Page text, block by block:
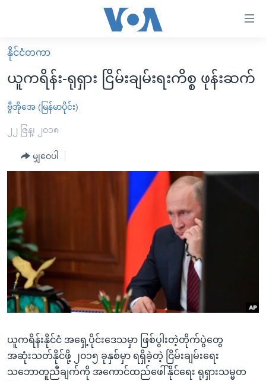
လွယ်ကူ
စေ
Link
များ
အကြောင်းအရာ
ကျော်
ကြည့်
ရန်
ပင်မ
အ
ညွန်း
စာမျက်နှာ
ကြည့်
မူလစာမျက်နှာ
မြန်မာ
ကမ္ဘာ့သတင်းများ
နိုင်ငံတကာ
တရုတ်
ဗွီဒီယို
ရပ်ဝန်းတခု လမ်းတခု အလွန်
အမေရိကန်သုံးအီဒီယံ
မကြေးမုံရဲ့ အင်္ဂလိပ်စာ
ရုပ်ရှင်ထဲက အင်္ဂလိပ်စာ
သုတပဒေသာ အင်္ဂလိပ်စာ
အပတ်စဉ်ကဏ္ဍများ
ရေဒီယို
တီဗွီ
ရေဒီယိုနှင့်ရုပ်သံ အချက်အလက်များ
ရေဒီယို/တီဗွီအစီအစဉ်
Learning English
ဘာသာစကားများ
နိုင်ငံတကာ
ယူကရိန်း-ရုရှား ငြိမ်းချမ်းရးကိစ္စ ဖုန်းဆက်
ဗွီအိုအေ (မြန်မာပိုင်း)
၂၂ ဇြန္၊ ၂၀၁၈
မျှဝေပါ
ယူကရိန်းနိုင်ငံ အရှေ့ပိုင်းဒေသမှာ ဖြစ်ပွါးတဲ့တိုက်ပွဲတွေ
အဆုံးသတ်နိုင်ဖို့ ၂၀၁၅ ခုနှစ်မှာ ရရှိခဲ့တဲ့ ငြိမ်းချမ်းရေး
သဘောတူညီချက်ကို အကောင်ထည်ဖေါ်နိုင်ရေး ရုရှားသမ္မတ